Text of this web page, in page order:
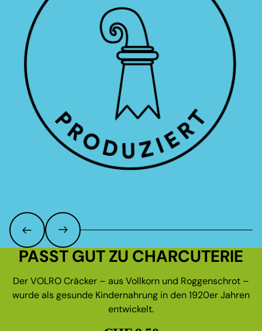
PASST GUT ZU CHARCUTERIE
Der VOLRO Cräcker – aus Vollkorn und Roggenschrot –
wurde als gesunde Kindernahrung in den 1920er Jahren
entwickelt.